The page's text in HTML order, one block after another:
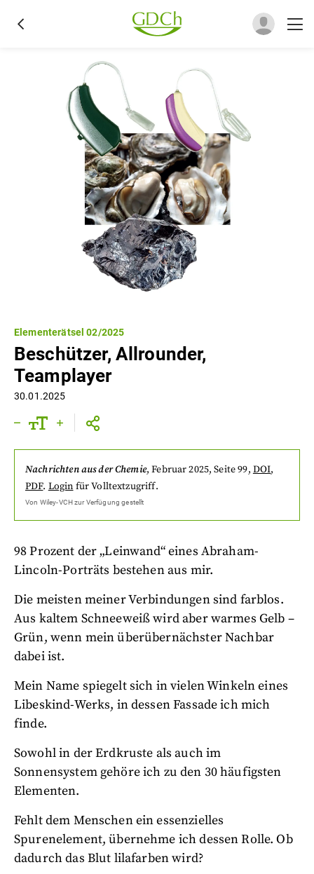
Elementerätsel 02/2025
Beschützer, Allrounder,
Teamplayer
30.01.2025
Nachrichten aus der Chemie,Februar 2025, Seite 99, DOI,
PDF. Login für Volltextzugriff.
Von Wiley-VCHzur Verfügung gestellt
98 Prozent der „Leinwand“ eines Abraham-
Lincoln-Porträts bestehen aus mir.
Die meisten meiner Verbindungen sind farblos.
Aus kaltem Schneeweiß wird aber warmes Gelb –
Grün, wenn mein überübernächster Nachbar
dabei ist.
Mein Name spiegelt sich in vielen Winkeln eines
Libeskind-Werks, in dessen Fassade ich mich
finde.
Sowohl in der Erdkruste als auch im
Sonnensystem gehöre ich zu den 30 häufigsten
Elementen.
Fehlt dem Menschen ein essenzielles
Spurenelement, übernehme ich dessen Rolle. Ob
dadurch das Blut lilafarben wird?